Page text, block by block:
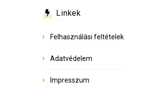
Linkek
Felhasználási feltételek
Adatvédelem
Impresszum